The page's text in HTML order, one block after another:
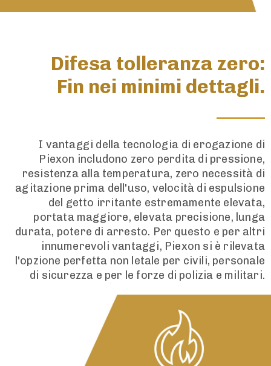
Difesa tolleranza zero:
Fin nei minimi dettagli.
I vantaggi della tecnologia di erogazione di
Piexon includono zero perdita di pressione,
resistenza alla temperatura, zero necessità di
agitazione prima dell'uso, velocità di espulsione
del getto irritante estremamente elevata,
portata maggiore, elevata precisione, lunga
durata, potere di arresto. Per questo e per altri
innumerevoli vantaggi, Piexon si è rilevata
l'opzione perfetta non letale per civili, personale
di sicurezza e per le forze di polizia e militari.